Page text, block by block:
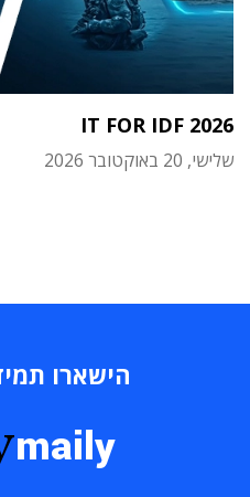
IT FOR IDF 2026
שלישי, 20 באוקטובר 2026
הישארו
maily